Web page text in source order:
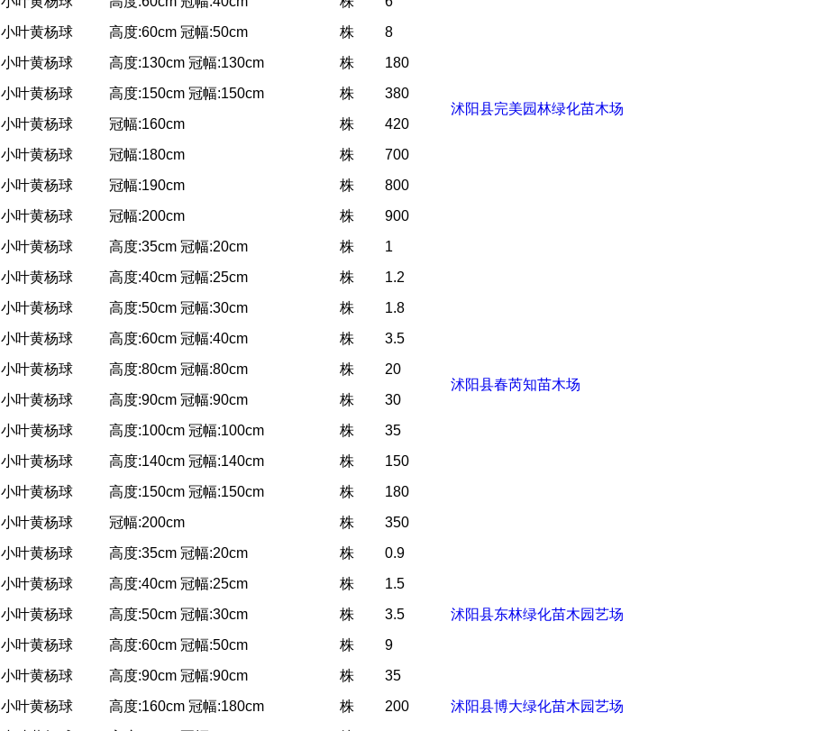
沭阳县完美园林绿化苗木场
小叶黄杨球 高度:60cm 冠幅:50cm 株
8
小叶黄杨球
高度:130cm 冠幅:130cm 株
180
小叶黄杨球
高度:150cm 冠幅:150cm 株
380
小叶黄杨球
冠幅:160cm 株
420
小叶黄杨球
冠幅:180cm 株
700
小叶黄杨球
冠幅:190cm 株
800
小叶黄杨球
冠幅:200cm 株
900
小叶黄杨球
高度:35cm 冠幅:20cm 株 1
沭阳县春芮知苗木场
小叶黄杨球 高度:40cm 冠幅:25cm 株
1.2
小叶黄杨球
高度:50cm 冠幅:30cm 株
1.8
小叶黄杨球
高度:60cm 冠幅:40cm 株
3.5
小叶黄杨球
高度:80cm 冠幅:80cm 株
20
小叶黄杨球
高度:90cm 冠幅:90cm 株
30
小叶黄杨球
高度:100cm 冠幅:100cm 株
35
小叶黄杨球
高度:140cm 冠幅:140cm 株
150
小叶黄杨球
高度:150cm 冠幅:150cm 株
180
小叶黄杨球
冠幅:200cm 株
350
小叶黄杨球
高度:35cm 冠幅:20cm 株 0.9
沭阳县东林绿化苗木园艺场
小叶黄杨球 高度:40cm 冠幅:25cm 株
1.5
小叶黄杨球
高度:50cm 冠幅:30cm 株
3.5
小叶黄杨球
高度:60cm 冠幅:50cm 株
9
小叶黄杨球
高度:90cm 冠幅:90cm 株
35
小叶黄杨球
高度:160cm 冠幅:180cm 株 200
沭阳县博大绿化苗木园艺场